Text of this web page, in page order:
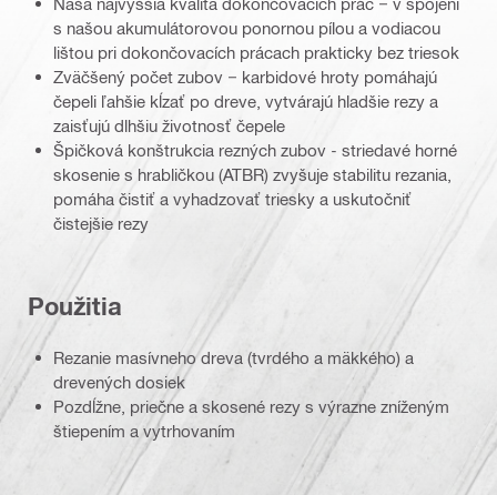
s našou akumulátorovou ponornou pílou a vodiacou
lištou pri dokončovacích prácach prakticky bez triesok
Zväčšený počet zubov − karbidové hroty pomáhajú
čepeli ľahšie kĺzať po dreve, vytvárajú hladšie rezy a
zaisťujú dlhšiu životnosť čepele
Špičková konštrukcia rezných zubov - striedavé horné
skosenie s hrabličkou (ATBR) zvyšuje stabilitu rezania,
pomáha čistiť a vyhadzovať triesky a uskutočniť
čistejšie rezy
Použitia
Rezanie masívneho dreva (tvrdého a mäkkého) a
drevených dosiek
Pozdĺžne, priečne a skosené rezy s výrazne zníženým
štiepením a vytrhovaním